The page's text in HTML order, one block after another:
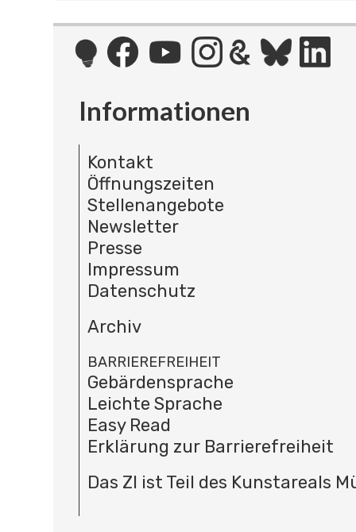
Informationen
Kontakt
Öffnungszeiten
Stellenangebote
Newsletter
Presse
Impressum
Datenschutz
Archiv
BARRIEREFREIHEIT
Gebärdensprache
Leichte Sprache
Easy Read
Erklärung zur Barrierefreiheit
Das ZI ist Teil des Kunstareals